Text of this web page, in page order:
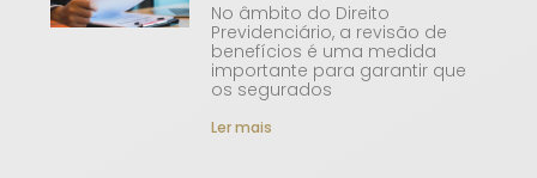
No âmbito do Direito
Previdenciário, a revisão de
benefícios é uma medida
importante para garantir que
os segurados
Ler mais